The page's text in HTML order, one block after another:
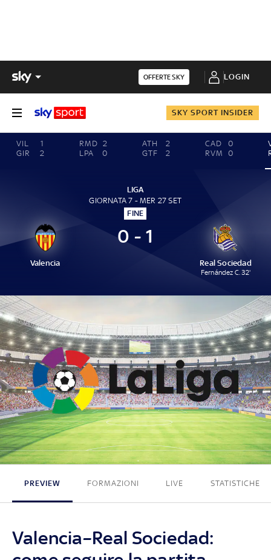
OFFERTE SKY LOGIN
SKY SPORT INSIDER
VIL
1
GIR
2
RMD 2
LPA
0
ATH
2
GTF
2
CAD
0
RVM
0
LIGA
GIORNATA 7 - MER 27 SET
FINE
Valencia
0 - 1
Real Sociedad
Fernández C. 32'
0 - 1
PREVIEW FORMAZIONI LIVE STATISTICHE
Valencia–Real Sociedad: